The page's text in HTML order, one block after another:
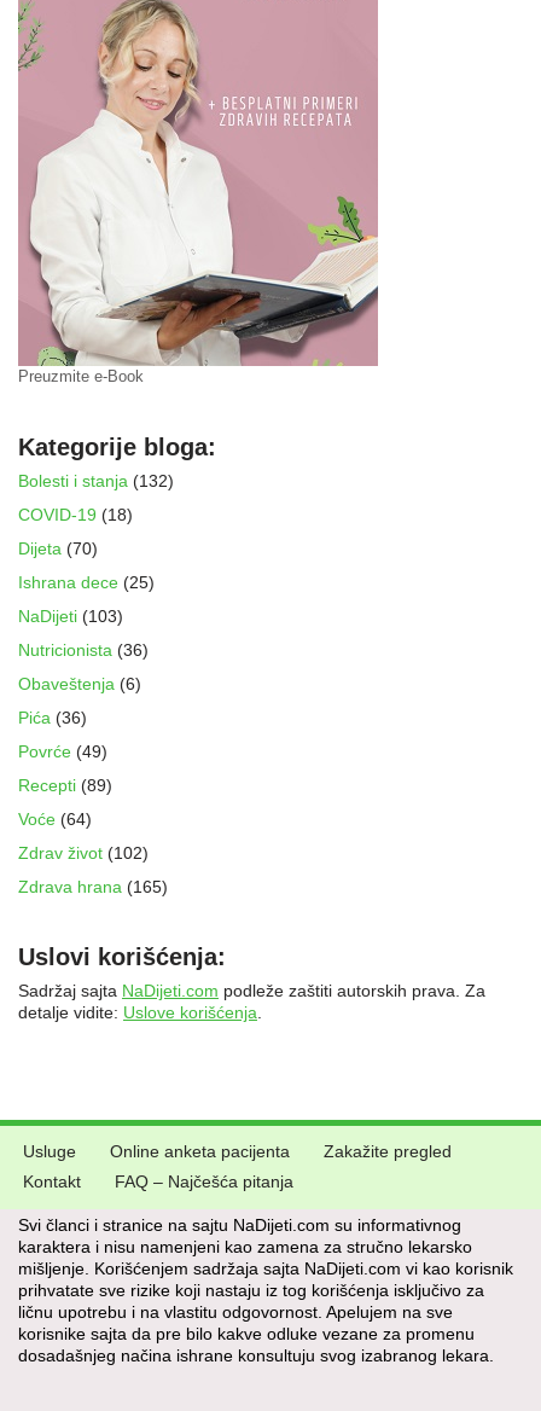
Preuzmite e-Book
Kategorije bloga:
Bolesti i stanja (132)
COVID-19 (18)
Dijeta (70)
Ishrana dece (25)
NaDijeti (103)
Nutricionista (36)
Obaveštenja (6)
Pića (36)
Povrće (49)
Recepti (89)
Voće (64)
Zdrav život (102)
Zdrava hrana (165)
Uslovi korišćenja:
Sadržaj sajta NaDijeti.com podleže zaštiti autorskih prava. Za
detalje vidite: Uslove korišćenja
Usluge Online anketa pacijenta
Zakažite pregled
Kontakt
FAQ – Najčešća pitanja
Svi članci i stranice na sajtu NaDijeti.com su informativnog
karaktera i nisu namenjeni kao zamena za stručno lekarsko
mišljenje. Korišćenjem sadržaja sajta NaDijeti.com vi kao korisnik
prihvatate sve rizike koji nastaju iz tog korišćenja isključivo za
ličnu upotrebu i na vlastitu odgovornost. Apelujem na sve
korisnike sajta da pre bilo kakve odluke vezane za promenu
dosadašnjeg načina ishrane konsultuju svog izabranog lekara.